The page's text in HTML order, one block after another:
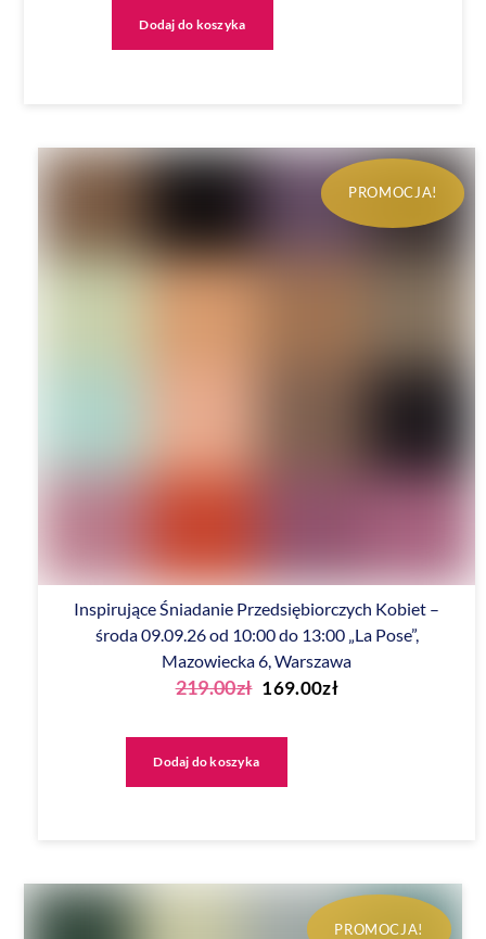
Dodaj do koszyka
PROMOCJA!
Inspirujące Śniadanie Przedsiębiorczych Kobiet –
środa 09.09.26 od 10:00 do 13:00 „La Pose”,
Mazowiecka 6, Warszawa
219.00zł Pierwotna
wynosiła:
169.00złAktualna
Dodaj do koszyka
PROMOCJA!